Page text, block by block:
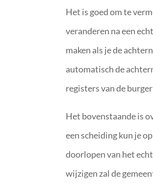
Het is goed om te
veranderen na een
maken als je de
automatisch de
registers van de
Het bovenstaande is
een scheiding kun je
doorlopen van het
wijzigen zal de